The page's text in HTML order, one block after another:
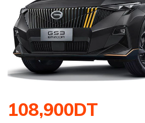
108,900DT